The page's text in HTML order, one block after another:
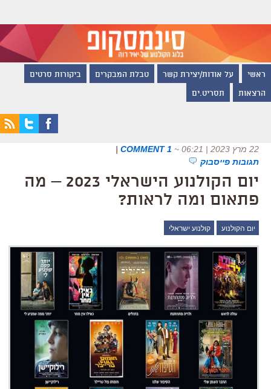
ראשי על אודות/יצירת קשר טבלת המבקרים ביקורות סרטים
הרצאות תסריט.ים
22 מרץ 2023 | 06:21 ~
1 COMMENT
|
תגובות פייסבוק
יום הקולנוע הישראלי 2023 – מה
פתאום ומה לראות?
יום הקולנוע קולנוע ישראלי